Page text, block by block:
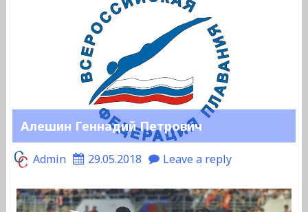
Алешин Геннадий Петрович
Admin 29.05.2018 Leave a reply